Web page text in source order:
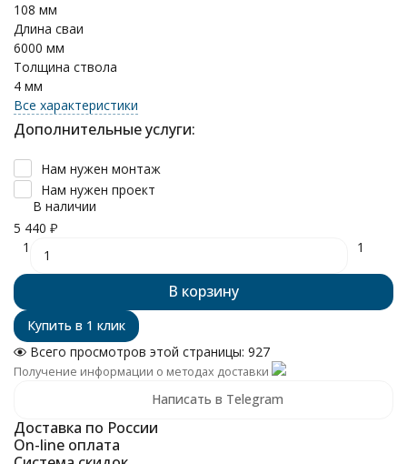
108 мм
Длина сваи
6000 мм
Толщина ствола
4 мм
Все характеристики
Дополнительные услуги:
Нам нужен монтаж
Нам нужен проект
В наличии
5 440 ₽
1
1
В корзину
Всего просмотров этой страницы: 927
Получение информации о методах доставки
Написать в Telegram
Доставка по России
On-line оплата